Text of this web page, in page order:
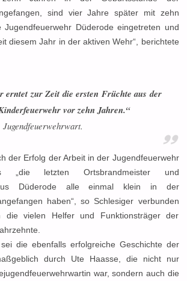
sind vier Jahre später mit zehn
Düderode eingetreten und
diesem Jahr in der aktiven Wehr“, berichtete
erntet zur Zeit die ersten Früchte aus der
vor zehn Jahren.“
der Erfolg der Arbeit in der Jugendfeuerwehr
„die letzten Ortsbrandmeister und
aus Düderode alle einmal klein in der
haben“, so Schlesiger verbunden
vielen Helfer und Funktionsträger der
die ebenfalls erfolgreiche Geschichte der
durch Ute Haasse, die nicht nur
war, sondern auch die